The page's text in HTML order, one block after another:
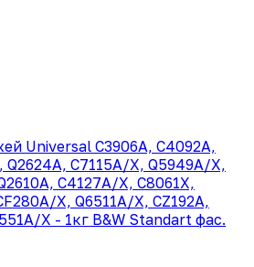
Universal C3906A, C4092A,
Q2624A, C7115A/X, Q5949A/X,
C4127A/X, C8061X,
X, Q6511A/X, CZ192A,
X - 1кг B&W Standart фас.